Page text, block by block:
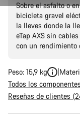
Sobre el asfalto o
bicicleta gravel
la lleves donde la
eTap AXS sin
con un rendimiento
Peso: 15,9 kg
Todos los componentes
Reseñas de clientes